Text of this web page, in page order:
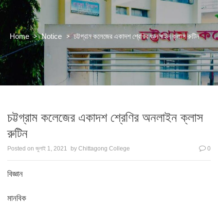
Home > Notice > চট্টগ্রাম কলেজের একাদশ শ্রেণির অনলাইন ক্লাস রুটিন
চট্টগ্রাম কলেজের একাদশ শ্রেণির অনলাইন ক্লাস
রুটিন
Posted on জুলাই 1, 2021 by Chittagong College 0
বিজ্ঞান
মানবিক